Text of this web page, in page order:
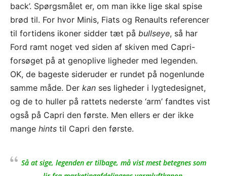
back’. Spørgsmålet er, om man ikke lige skal spise
brød til. For hvor Minis, Fiats og Renaults referencer
til fortidens ikoner sidder tæt på bullseye, så har
Ford ramt noget ved siden af skiven med Capri-
forsøget på at genoplive ligheder med legenden.
OK, de bageste sideruder er rundet på nogenlunde
samme måde. Der kan ses ligheder i lygtedesignet,
og de to huller på rattets nederste ‘arm’ fandtes vist
også på Capri den første. Men ellers er der ikke
mange hints til Capri den første.
Så at sige, legenden er tilbage, må vist mest betegnes som